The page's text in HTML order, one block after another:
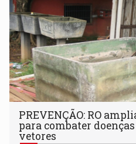
PREVENÇÃO: RO
para combater
vetores